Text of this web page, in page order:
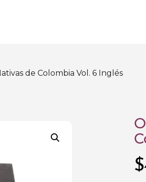
de Colombia Vol. 6 Inglés
$